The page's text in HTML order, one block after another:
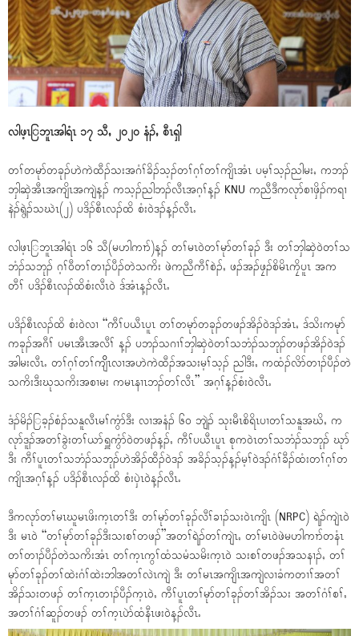
လါဖ့ၤြဘူၤအါရံၤ ၁၇ သီႇ ၂၀၂၀ နံၣ်ႇ စီၤရှါ
တၢ်တမုာ်တခုၣ်ဟဲကဲထီၣ်သးအဂံၢ်ခိၣ်သ့ၣ်တၢ်ဂ့ၢ်တၢ်ကျိၤအံၤ ပမ့ၢ်သ့ၣ်ညါမးႇ ကဘၣ်
ဘှါဆှဲအီၤအကျိၤအကျဲန့ၣ် ကသ့ၣ်ညါဘၣ်လီၤအဂ့ၢ်န့ၣ် KNU ကညီဒီကလုာ်စၢဖှိၣ်ကရၢ
နဲၣ်ရွဲၣ်သဃဲၤ(၂) ပဒိၣ်စီၤလၣ်ထိ စံး၀ဲဒၣ်န့ၣ်လီၤႉ
လါဖ့ၤြဘူၤအါရံၤ ၁၆ သီ(မဟါကၢာ်)န့ၣ် တၢ်မၤ၀ဲတၢ်မုာ်တၢ်ခုၣ် ဒီး တၢ်ဘှါဆှဲ၀ဲတၢ်သ
ဘံၣ်သဘုၣ် ဂ့ၢ်၀ီတၢ်တၢၣ်ပီၣ်တဲသကိး ဖဲကညီကီၢ်စဲၣ်ႇ ဖၣ်အၣ်ဖၠၣ်စိမိၤကၠိပူၤ အက
တီၢ် ပဒိၣ်စီၤလၣ်ထိစံးလီၤ၀ဲ ဒ်အံၤန့ၣ်လီၤႉ
ပဒိၣ်စီၤလၣ်ထိ စံး၀ဲလၢ “ကီၢ်ပယီၤပူၤ တၢ်တမုာ်တခုၣ်တဖၣ်အိၣ်၀ဲဒၣ်အံၤႇ ဒ်သိးကမုာ်
ကခုၣ်အဂီၢ် ပမၤအီၤအလီၢ် န့ၣ် ပဘၣ်သဂၢၢ်ဘှါဆှဲ၀ဲတၢ်သဘံၣ်သဘုၣ်တဖၣ်အိၣ်၀ဲဒၣ်
အါမးလီၤႉ တၢ်ဂ့ၢ်တၢ်ကျိိၤလၢအဟဲကဲထီၣ်အသးမ့ၢ်သ့ၣ် ညါဒီးႇ ကထံၣ်လိာ်တၢၣ်ပီၣ်တဲ
သကိးဒီးဃုသကိးအစၢမး ကမၤနၢၤဘၣ်တၢ်လီၤ” အဂ့ၢ်န့ၣ်စံး၀ဲလီၤႉ
ဒံၣ်မိၣ်ြခ့ၣ်စံၣ်သနူလီၤမၢ်ကွံာ်ဒီး လၢအနံၣ် ၆၀ ဘျဲၣ် သုးမီၤစိရိၤပၢတၢ်သနူအဃိႇ က
လုာ်ဒူၣ်အတၢ်ခွဲးတၢ်ယာ်ရှူကွံာ်၀ဲတဖၣ်န့ၣ်ႇ ကီၢ်ပယီၤပူၤ စုက၀ဲၤတၢ်သဘံၣ်သဘုၣ် ဃုာ်
ဒီး ကီၢ်ပူၤတၢ်သဘံၣ်သဘုၣ်ဟဲအိၣ်ထီၣ်၀ဲဒၣ် အခိၣ်သ့ၣ်န့ၣ်မ့ၢ်၀ဲဒၣ်ဂံၢ်ခီၣ်ထံးတၢ်ဂ့ၢ်တ
ကျိၤအဂ့ၢ်န့ၣ် ပဒိၣ်စီၤလၣ်ထိ စံးၦဲၤ၀ဲန့ၣ်လီၤႉ
ဒီကလုာ်တၢ်မၤဃူမၤဖိးက့ၤတၢ်ဒီး တၢ်မုာ်တၢ်ခုၣ်လီၢ်ခၢၣ်သး၀ဲၤကျိၤ (NRPC) ရဲၣ်ကျဲၤ၀ဲ
ဒီး မၤ၀ဲ “တၢ်မုာ်တၢ်ခုၣ်ဒီးသးစၢ်တဖၣ်”အတၢ်ရဲၣ်တၢ်ကျဲၤႇ တၢ်မၤ၀ဲဖဲမဟါကၢာ်တနံၤ
တၢ်တၢၣ်ပီၣ်တဲသကိးအံၤ တၢ်က့ၤကွၢ်ထံသမံသမိးက့ၤ၀ဲ သးစၢ်တဖၣ်အသနၢၣ်ႇ တၢ်
မုာ်တၢ်ခုၣ်တၢ်ထဲးဂံၢ်ထဲးဘါအတၢ်လဲၤကျဲ ဒီး တၢ်မၤအကျိၤအကျဲလၢခံကတၢၢ်အတၢ်
အိၣ်သးတဖၣ် တၢ်က့ၤတၢၣ်ပီၣ်က့ၤ၀ဲႇ ကီၢ်ပူၤတၢ်မုာ်တၢ်ခုၣ်တၢ်အိၣ်သး အတၢ်ဂံၢ်စၢ်ႇ
အတၢ်ဂံၢ်ဆူၣ်တဖၣ် တၢ်က့ၤပဲာ်ထံနီၤဖး၀ဲန့ၣ်လီၤႉ